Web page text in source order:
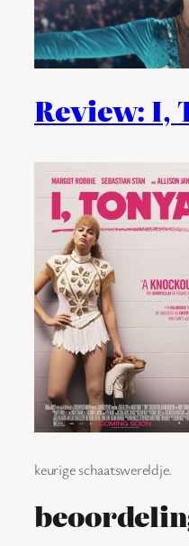
Review: I,
keurige schaatswereldje.